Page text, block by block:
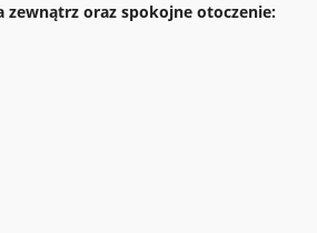
zewnątrz oraz spokojne otoczenie: